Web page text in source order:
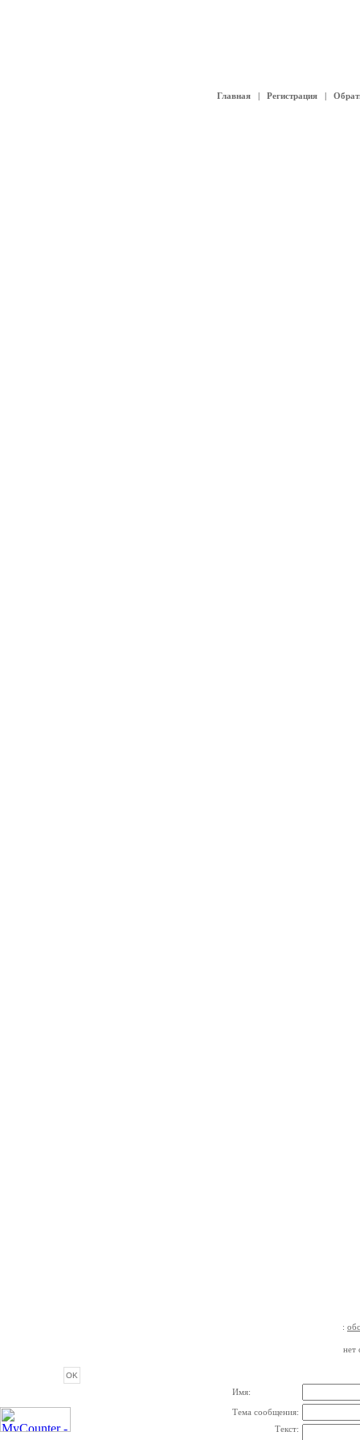
Главная| Регистрация|
:
нет
Имя:
Тема сообщения:
Текст: